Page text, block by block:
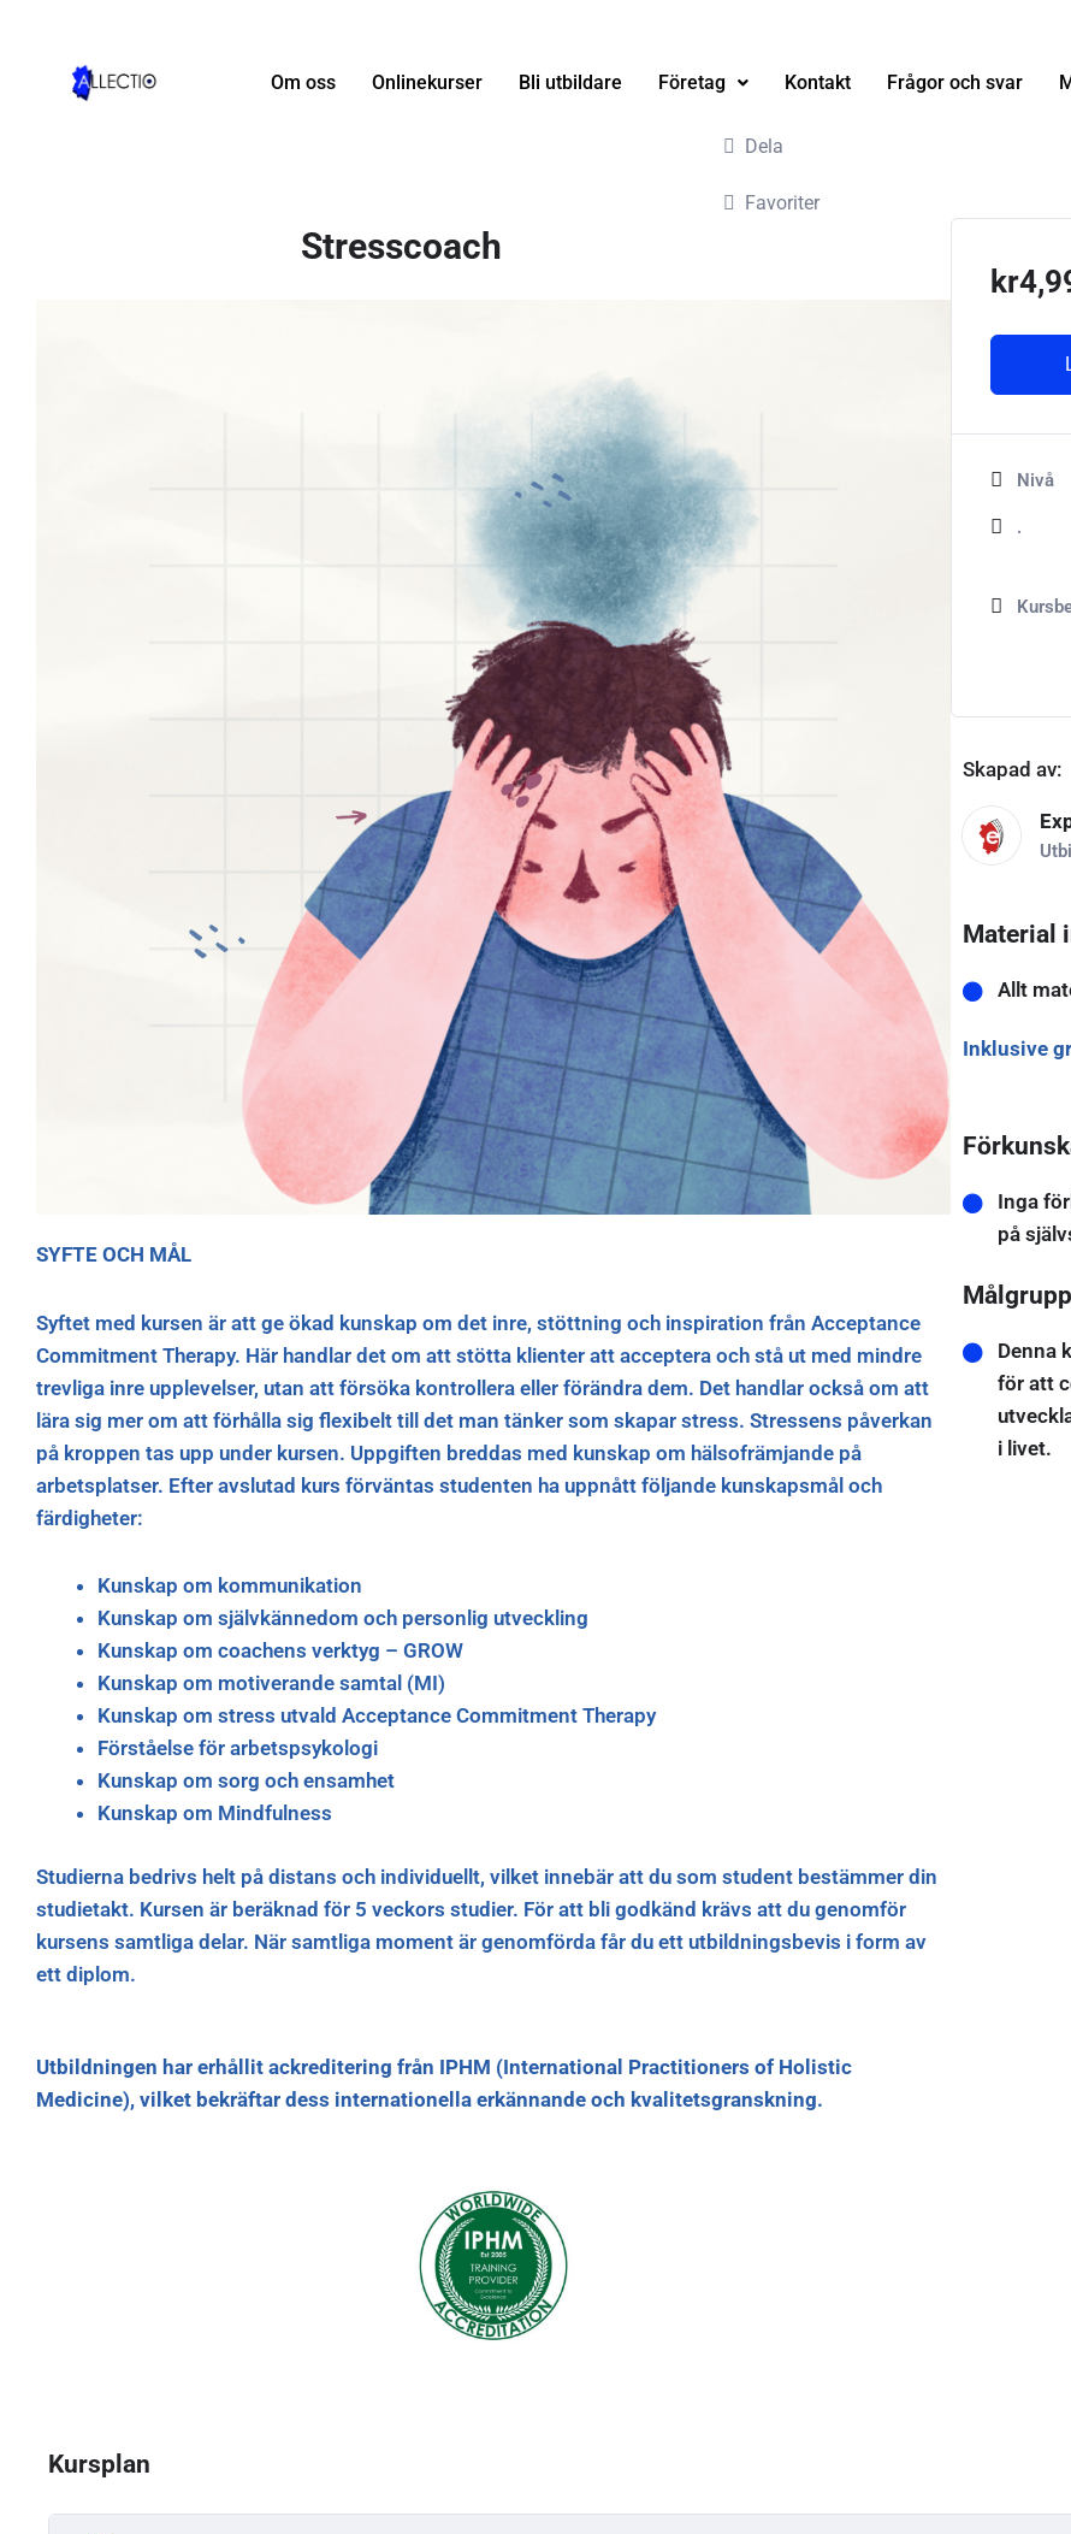
innehåll
Om oss Onlinekurser Bli utbildare Företag Kontakt Frågor och svar
Dela
Favoriter
Stresscoach
SYFTE OCH MÅL
Syftet med kursen är att ge ökad kunskap om det inre, stöttning och inspiration från Acceptance
Commitment Therapy. Här handlar det om att stötta klienter att acceptera och stå ut med mindre
trevliga inre upplevelser, utan att försöka kontrollera eller förändra dem. Det handlar också om att
lära sig mer om att förhålla sig flexibelt till det man tänker som skapar stress. Stressens påverkan
på kroppen tas upp under kursen. Uppgiften breddas med kunskap om hälsofrämjande på
arbetsplatser. Efter avslutad kurs förväntas studenten ha uppnått följande kunskapsmål och
färdigheter:
Kunskap om kommunikation
Kunskap om självkännedom och personlig utveckling
Kunskap om coachens verktyg – GROW
Kunskap om motiverande samtal (MI)
Kunskap om stress utvald Acceptance Commitment Therapy
Förståelse för arbetspsykologi
Kunskap om sorg och ensamhet
Kunskap om Mindfulness
Studierna bedrivs helt på distans och individuellt, vilket innebär att du som student bestämmer din
studietakt. Kursen är beräknad för 5 veckors studier. För att bli godkänd krävs att du genomför
kursens samtliga delar. När samtliga moment är genomförda får du ett utbildningsbevis i form av
ett diplom.
Utbildningen har erhållit ackreditering från IPHM (International Practitioners of Holistic
Medicine), vilket bekräftar dess internationella erkännande och kvalitetsgranskning.
kr
Nivå
.
Skapad av:
Material
Allt
Inklusive
Inga
på
Målgrupp
Denna
för att
i livet.
Kursplan